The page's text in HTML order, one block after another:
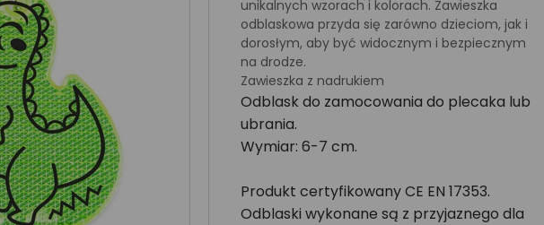
unikalnych wzorach i kolorach. Zawieszka
odblaskowa przyda się zarówno dzieciom, jak i
dorosłym, aby być widocznym i bezpiecznym
na drodze.
Zawieszka z nadrukiem
Odblask do zamocowania do plecaka lub
ubrania.
Wymiar: 6-7 cm.
Produkt certyfikowany CE EN 17353.
Odblaski wykonane są z przyjaznego dla